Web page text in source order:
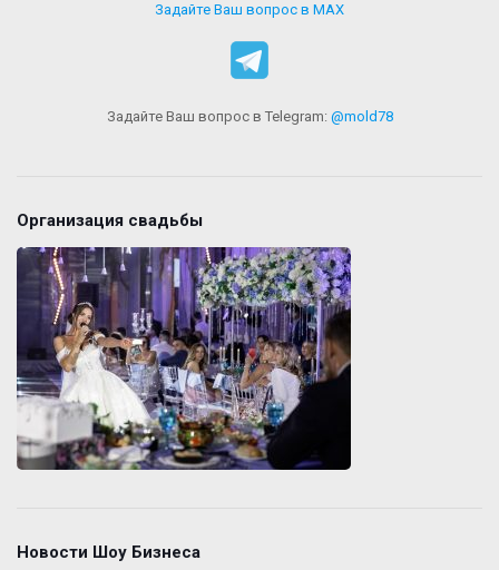
Задайте Ваш вопрос в MAX
Задайте Ваш вопрос в Telegram: @mold78
Организация свадьбы
Новости Шоу Бизнеса